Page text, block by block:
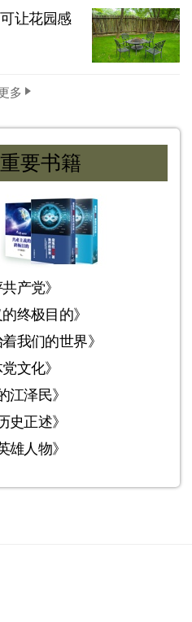
让花园感
多
要书籍
共产党》
终极目的》
我们的世界》
党文化》
江泽民》
史正述》
雄人物》